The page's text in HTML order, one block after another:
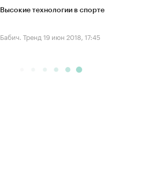
Высокие технологии в спорте
Бабич. Тренд 19 июн 2018, 17:45